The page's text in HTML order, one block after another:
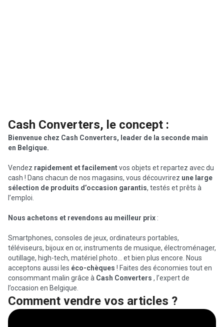
Cash Converters, le concept :
Bienvenue chez Cash Converters, leader de la seconde main
en Belgique.
Vendez rapidement et facilementvos objets et repartez avec du
cash ! Dans chacun de nos magasins, vous découvrirez une large
sélection de produits d’occasion garantis, testés et prêts à
l’emploi.
Nous achetons et revendons au meilleur prix :
Smartphones, consoles de jeux, ordinateurs portables,
téléviseurs, bijoux en or, instruments de musique, électroménager,
outillage, high-tech, matériel photo… et bien plus encore. Nous
acceptons aussi les éco-chèques ! Faites des économies tout en
consommant malin grâce à Cash Converters , l’expert de
l’occasion en Belgique.
Comment vendre vos articles ?